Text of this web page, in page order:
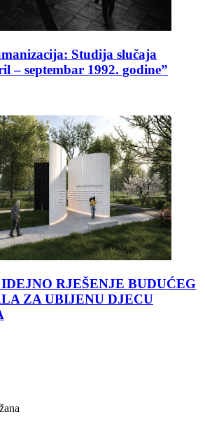
Studija slučaja
– septembar 1992. godine”
RJEŠENJE BUDUĆEG
ZA UBIJENU DJECU